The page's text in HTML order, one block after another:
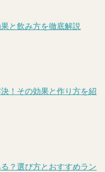
と飲み方を徹底解説
！その効果と作り方を紹
？選び方とおすすめラン